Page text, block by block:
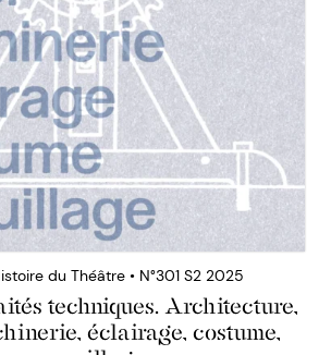
du Théâtre • N°301 S2 2025
techniques. Architecture,
éclairage, costume,